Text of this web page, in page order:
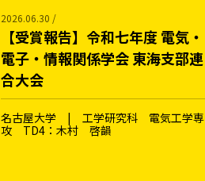
2026.06.30 /
【受賞報告】令和七年度 電気・
電子・情報関係学会 東海支部連
合大会
名古屋大学 | 工学研究科 電気工学専
攻 TD4：木村 啓韻